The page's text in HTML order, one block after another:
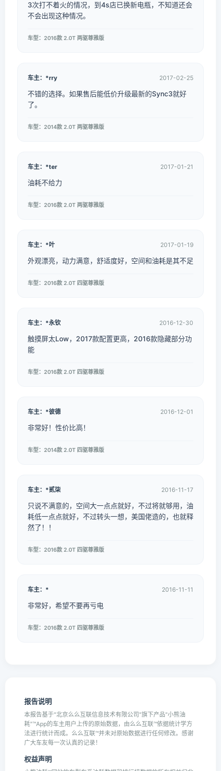
3次打不着火的情况，到4s店已换新电瓶，不知道还会
不会出现这种情况。
车型：2016款 2.0T 两驱尊雅版
车主：*rry 2017-02-25
不错的选择。如果售后能低价升级最新的Sync3就好
了。
车型：2014款 2.0T 两驱尊雅版
车主：*ter 2017-01-21
油耗不给力
车型：2016款 2.0T 两驱尊雅版
车主：*叶 2017-01-19
外观漂亮，动力满意，舒适度好，空间和油耗是其不足
车型：2016款 2.0T 四驱尊雅版
车主：*永钦 2016-12-30
触摸屏太Low，2017款配置更高，2016款隐藏部分功
能
车型：2016款 2.0T 四驱尊雅版
车主：*彼德 2016-12-01
非常好！性价比高！
车型：2014款 2.0T 四驱尊雅版
车主：*贰柒 2016-11-17
只说不满意的，空间大一点点就好，不过将就够用，油
耗低一点点就好，不过转头一想，美国佬造的，也就释
然了！！
车型：2016款 2.0T 四驱尊雅版
车主：* 2016-11-11
非常好，希望不要再亏电
车型：2016款 2.0T 四驱尊雅版
报告说明
本报告基于"北京么么互联信息技术有限公司"旗下产品"小熊油
耗"™App的车主用户上传的原始数据，由么么互联™依据统计学方
法进行统计而成。么么互联™并未对原始数据进行任何修改。感谢
广大车友每一次认真的记录！
权益声明